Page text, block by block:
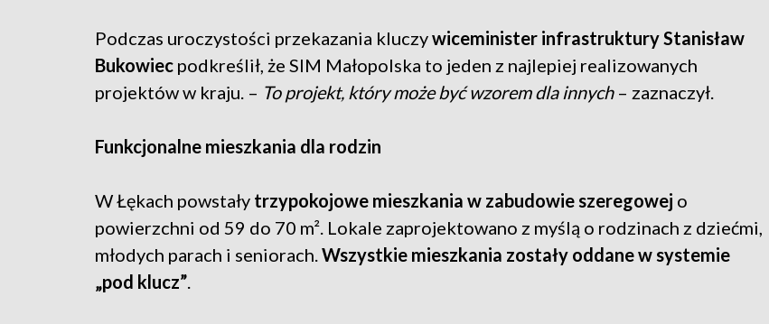
Podczas uroczystości przekazania kluczywiceminister infrastruktury Stanisław
Bukowiec podkreślił, że SIM Małopolska to jeden z najlepiej realizowanych
projektów w kraju. – To projekt, który może być wzorem dla innych– zaznaczył.
Funkcjonalne mieszkania dla rodzin
W Łękach powstały trzypokojowe mieszkania w zabudowie szeregowej o
powierzchni od 59 do 70 m². Lokale zaprojektowano z myślą o rodzinach z dziećmi,
młodych parach i seniorach.Wszystkie mieszkania zostały oddane w systemie
„pod klucz”.